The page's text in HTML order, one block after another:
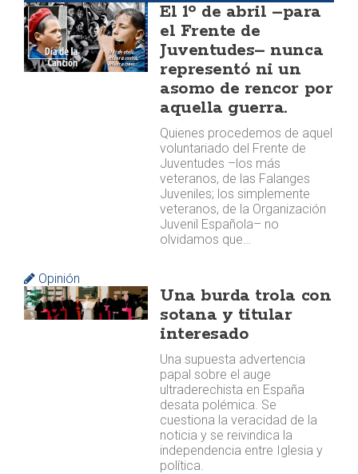
El 1º de abril –para
el Frente de
Juventudes– nunca
representó ni un
asomo de rencor por
aquella guerra.
Quienes procedemos de aquel
voluntariado del Frente de
Juventudes –los más
veteranos, de las Falanges
Juveniles; los simplemente
veteranos, de la Organización
Juvenil Española– no
olvidamos que…
Opinión
Una burda trola con
sotana y titular
interesado
Una supuesta advertencia
papal sobre el auge
ultraderechista en España
desata polémica. Se
cuestiona la veracidad de la
noticia y se reivindica la
independencia entre Iglesia y
política.